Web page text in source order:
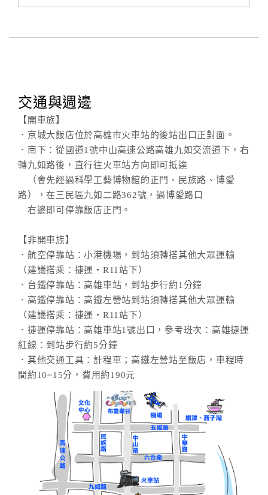
交通與週邊
【開車族】
．京城大飯店位於高雄市火車站的後站出口正對面。
．南下：從國道1號中山高速公路高雄九如交流道下，右
轉九如路後，直行往火車站方向即可抵達
（會先經過科學工藝博物館的正門、民族路、博愛
路），在三民區九如二路362號，過博愛路口
右邊即可停靠飯店正門。
【非開車族】
．航空停靠站：小港機場，到站須轉搭其他大眾運輸
（建議搭乘：捷運‧R11站下）
．台鐵停靠站：高雄車站，到站步行約1分鐘
．高鐵停靠站：高鐵左營站到站須轉搭其他大眾運輸
（建議搭乘：捷運‧R11站下）
．捷運停靠站：高雄車站1號出口，參考班次：高雄捷運
紅線：到站步行約5分鐘
．其他交通工具：計程車；高鐵左營站至飯店，車程時
間約10~15分，費用約190元